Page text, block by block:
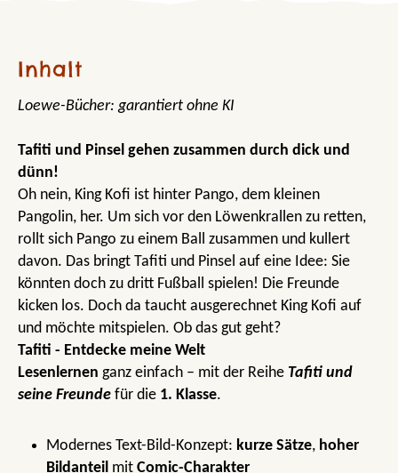
Inhalt
Loewe-Bücher: garantiert ohne KI
Tafiti und Pinsel gehen zusammen durch dick und
dünn!
Oh nein, King Kofi ist hinter Pango, dem kleinen
Pangolin, her. Um sich vor den Löwenkrallen zu retten,
rollt sich Pango zu einem Ball zusammen und kullert
davon. Das bringt Tafiti und Pinsel auf eine Idee: Sie
könnten doch zu dritt Fußball spielen! Die Freunde
kicken los. Doch da taucht ausgerechnet King Kofi auf
und möchte mitspielen. Ob das gut geht?
Tafiti - Entdecke meine Welt
Lesenlernen ganz einfach – mit der Reihe Tafiti und
seine Freunde für die 1. Klasse.
Modernes Text-Bild-Konzept: kurze Sätze, hoher
Bildanteil mit Comic-Charakter